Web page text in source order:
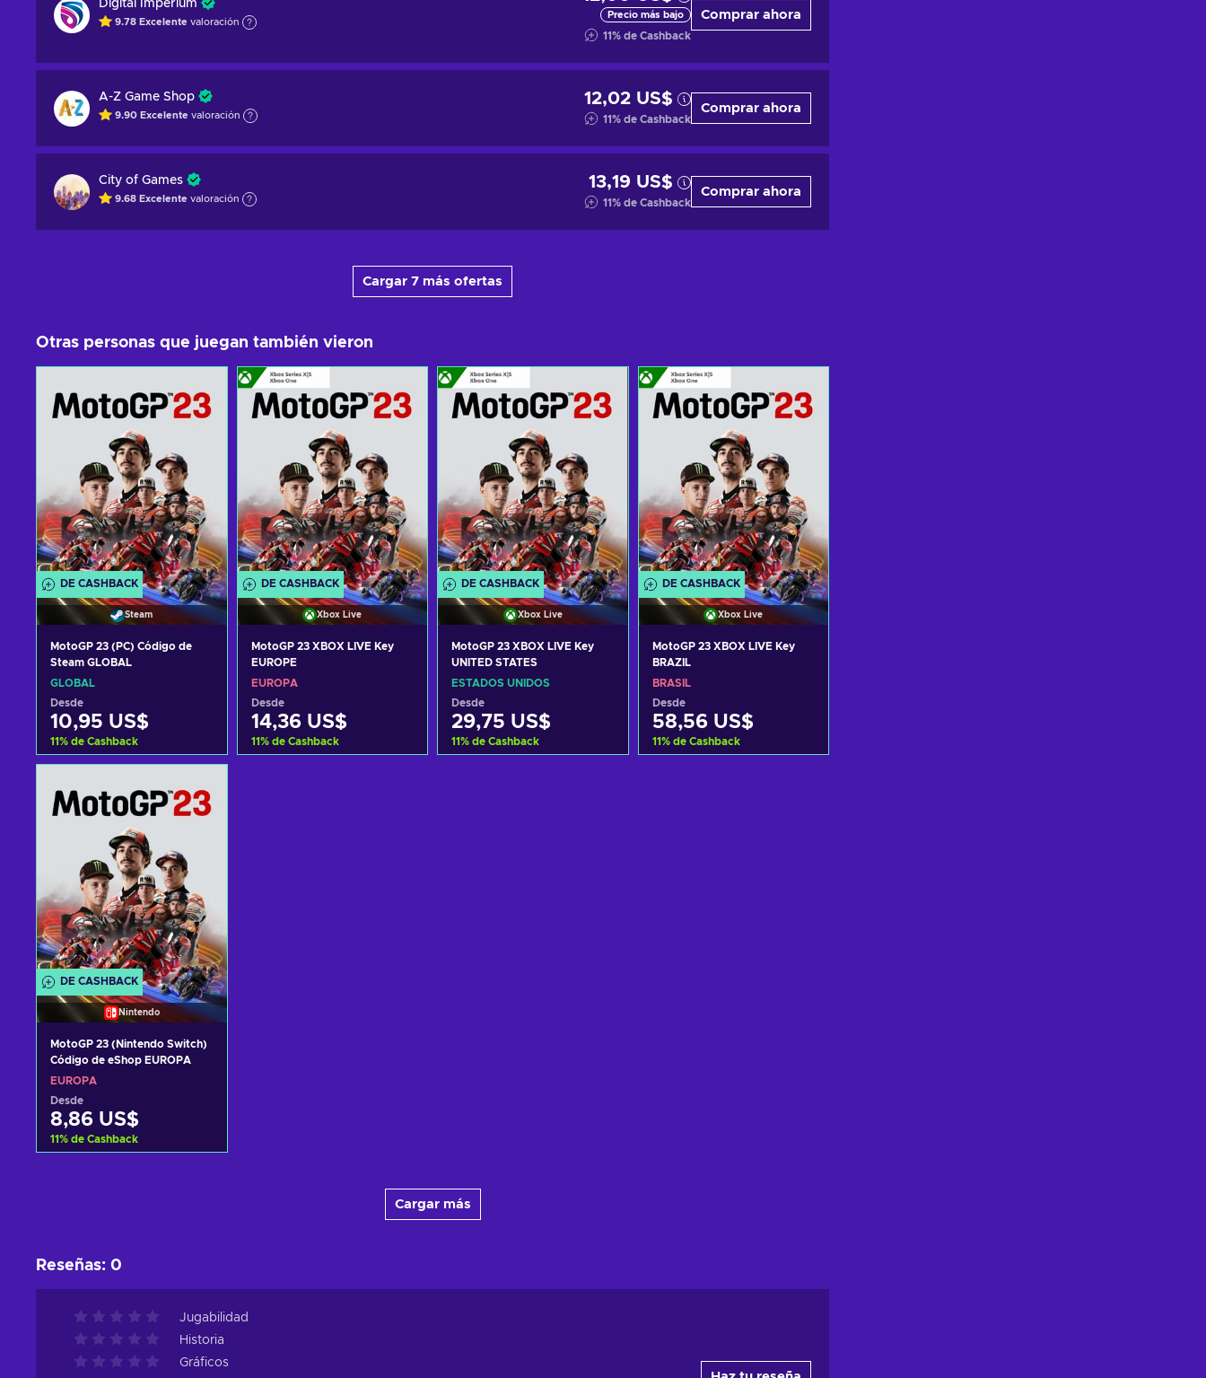
Digital Imperium
9.78 Excelente valoración
Precio más bajo
11% de Cashback
Comprar ahora
A-Z Game Shop
9.90 Excelente valoración
12,02 US$
11% de Cashback
Comprar ahora
City of Games
9.68 Excelente valoración
13,19 US$
11% de Cashback
Comprar ahora
Cargar 7 más ofertas
Otras personas que juegan también vieron
DE CASHBACK
Steam
MotoGP 23 (PC) Código de
Steam GLOBAL
GLOBAL
Desde
10,95 US$
11% de Cashback
Ver ofertas
DE CASHBACK
Xbox Live
MotoGP 23 XBOX LIVE Key
EUROPE
EUROPA
Desde
14,36 US$
11% de Cashback
DE CASHBACK
Xbox Live
MotoGP 23 XBOX LIVE Key
UNITED STATES
ESTADOS UNIDOS
Desde
29,75 US$
11% de Cashback
DE CASHBACK
Xbox Live
MotoGP 23 XBOX LIVE Key
BRAZIL
BRASIL
Desde
58,56 US$
11% de Cashback
DE CASHBACK
Nintendo
MotoGP 23 (Nintendo Switch)
Código de eShop EUROPA
EUROPA
Desde
8,86 US$
11% de Cashback
Cargar más
Reseñas: 0
Jugabilidad
Historia
Gráficos